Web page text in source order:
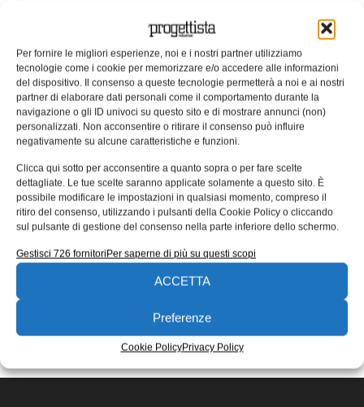
Per fornire le migliori esperienze, noi e i nostri partner utilizziamo
tecnologie come i cookie per memorizzare e/o accedere alle informazioni
del dispositivo. Il consenso a queste tecnologie permetterà a noi e ai nostri
partner di elaborare dati personali come il comportamento durante la
navigazione o gli ID univoci su questo sito e di mostrare annunci (non)
personalizzati. Non acconsentire o ritirare il consenso può influire
negativamente su alcune caratteristiche e funzioni.
Clicca qui sotto per acconsentire a quanto sopra o per fare scelte
dettagliate. Le tue scelte saranno applicate solamente a questo sito. È
possibile modificare le impostazioni in qualsiasi momento, compreso il
ritiro del consenso, utilizzando i pulsanti della Cookie Policy o cliccando
sul pulsante di gestione del consenso nella parte inferiore dello schermo.
Gestisci 726 fornitoriPer saperne di più su questi scopi
ACCETTA
Preferenze
Cookie PolicyPrivacy Policy
OPEN EXPERIENCE di Prima
Industrie: “Porte aperte in
sicurezza”
Prima Industrie presenta una nuova iniziativa, chiamata
OPEN EXPERIENCE, che in Italia partirà nella settimana
fra il 24 e il 28 di maggio.
EDICOLA WEB
ISCRIVITI ALLA NEWSLETTER